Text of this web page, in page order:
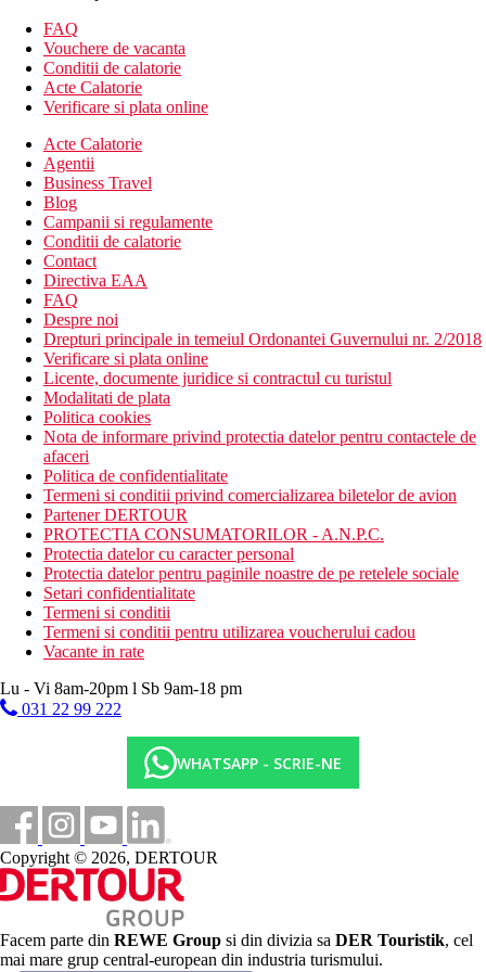
Alte tipuri de camere (daca nu se specifica altfel, camerele
au facilitatile de mai sus):
Camera cu vedere la mare
Descrierea hotelului
Hotelul dispune de:
restaurant
bar la piscina
Wi-Fi in zonele comune (gratuit)
piscina exterioara cu apa termala
babysitting (contra cost)
menaj zilnic
servicii de spalatorie
sala de conferinta (contra cost)
lift
transfer de la si/sau la aeroport (contra cost)
room service
spa & centru de wellness (contra cost)
teren de joaca pentru copii
parcare
Descrierea plajei
plaja cu nisip
Activitati sportive gratuite
programe de seara
fitness
tenis de masa
Activitati sportive contra cost
Spa
Mic dejun: tip bufet
din meniu), bufet de legume
Categoria oficiala
4 stele
https://www.providence.it/en/
FAQ
Vouchere de vacanta
Conditii de calatorie
Acte Calatorie
Verificare si plata online
Acte Calatorie
Agentii
Business Travel
Blog
Campanii si regulamente
Conditii de calatorie
Contact
Directiva EAA
FAQ
Despre noi
Drepturi principale in temeiul Ordonantei Guvernului nr. 2/2018
Verificare si plata online
Licente, documente juridice si contractul cu turistul
Modalitati de plata
Politica cookies
Nota de informare privind protectia datelor pentru contactele de
afaceri
Politica de confidentialitate
Termeni si conditii privind comercializarea biletelor de avion
Partener DERTOUR
PROTECTIA CONSUMATORILOR - A.N.P.C.
Protectia datelor cu caracter personal
Protectia datelor pentru paginile noastre de pe retelele sociale
Setari confidentialitate
Termeni si conditii
Termeni si conditii pentru utilizarea voucherului cadou
Vacante in rate
Lu - Vi 8am-20pm l Sb 9am-18 pm
031 22 99 222
WHATSAPP - SCRIE-NE
Copyright © 2026, DERTOUR
Facem parte din REWE Group si din divizia sa DER Touristik, cel
mai mare grup central-european din industria turismului.